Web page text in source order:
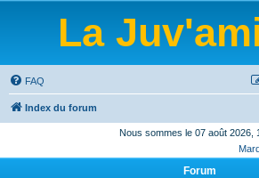
La
FAQ
Index du forum
Nous sommes le 07 août 2026,
Forum